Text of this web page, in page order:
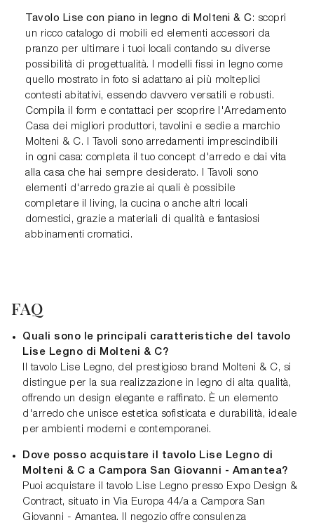
Tavolo Lise con piano in legno di Molteni & C : scopri
un ricco catalogo di mobili ed elementi accessori da
pranzo per ultimare i tuoi locali contando su diverse
possibilità di progettualità. I modelli fissi in legno come
quello mostrato in foto si adattano ai più molteplici
contesti abitativi, essendo davvero versatili e robusti.
Compila il form e contattaci per scoprire l'Arredamento
Casa dei migliori produttori, tavolini e sedie a marchio
Molteni & C. I Tavoli sono arredamenti imprescindibili
in ogni casa: completa il tuo concept d'arredo e dai vita
alla casa che hai sempre desiderato. I Tavoli sono
elementi d'arredo grazie ai quali è possibile
completare il living, la cucina o anche altri locali
domestici, grazie a materiali di qualità e fantasiosi
abbinamenti cromatici.
FAQ
Quali sono le principali caratteristiche del tavolo
Lise Legno di Molteni & C?
Il tavolo Lise Legno, del prestigioso brand Molteni & C, si
distingue per la sua realizzazione in legno di alta qualità,
offrendo un design elegante e raffinato. È un elemento
d'arredo che unisce estetica sofisticata e durabilità, ideale
per ambienti moderni e contemporanei.
Dove posso acquistare il tavolo Lise Legno di
Molteni & C a Campora San Giovanni - Amantea?
Puoi acquistare il tavolo Lise Legno presso Expo Design &
Contract, situato in Via Europa 44/a a Campora San
Giovanni - Amantea. Il negozio offre consulenza